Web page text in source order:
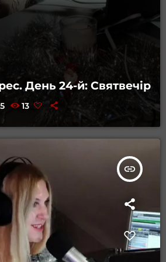
День 24-й: Святвечір
13
insert_link